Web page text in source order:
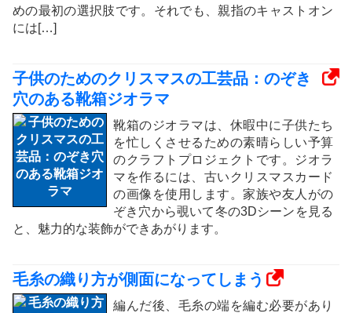
めの最初の選択肢です。それでも、親指のキャストオン
には[…]
子供のためのクリスマスの工芸品：のぞき
穴のある靴箱ジオラマ
靴箱のジオラマは、休暇中に子供たち
を忙しくさせるための素晴らしい予算
のクラフトプロジェクトです。ジオラ
マを作るには、古いクリスマスカード
の画像を使用します。家族や友人がの
ぞき穴から覗いて冬の3Dシーンを見る
と、魅力的な装飾ができあがります。
毛糸の織り方が側面になってしまう
編んだ後、毛糸の端を編む必要があり